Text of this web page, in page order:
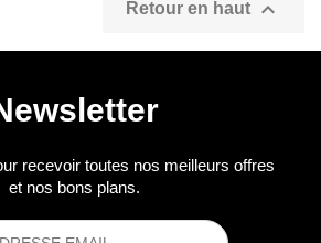
Retour en haut 
recevoir toutes nos meilleurs offres
et nos bons plans.